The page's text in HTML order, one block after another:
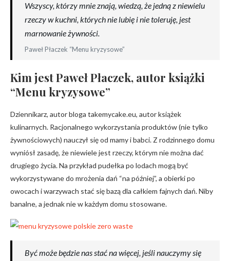
Wszyscy, którzy mnie znają, wiedzą, że jedną z niewielu
rzeczy w kuchni, których nie lubię i nie toleruję, jest
marnowanie żywności.
Paweł Płaczek “Menu kryzysowe”
Kim jest Paweł Płaczek, autor książki
“Menu kryzysowe”
Dziennikarz, autor bloga takemycake.eu, autor książek
kulinarnych. Racjonalnego wykorzystania produktów (nie tylko
żywnościowych) nauczył się od mamy i babci. Z rodzinnego domu
wyniósł zasadę, że niewiele jest rzeczy, którym nie można dać
drugiego życia. Na przykład pudełka po lodach mogą być
wykorzystywane do mrożenia dań “na później”, a obierki po
owocach i warzywach stać się bazą dla całkiem fajnych dań. Niby
banalne, a jednak nie w każdym domu stosowane.
Być może będzie nas stać na więcej, jeśli nauczymy się